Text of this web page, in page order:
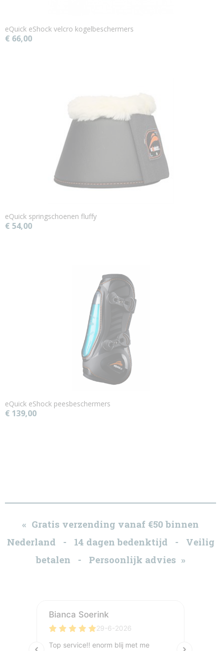
eQuick eShock velcro kogelbeschermers
€ 66,00
eQuick springschoenen fluffy
€ 54,00
eQuick eShock peesbeschermers
€ 139,00
« Gratis verzending vanaf €50 binnen
Nederland - 14 dagen bedenktijd - Veilig
betalen - Persoonlijk advies »